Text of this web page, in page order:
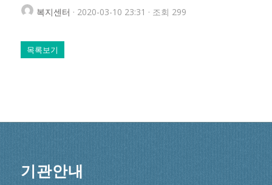
복지센터 · 2020-03-10 23:31 · 조회 299
목록보기
기관안내